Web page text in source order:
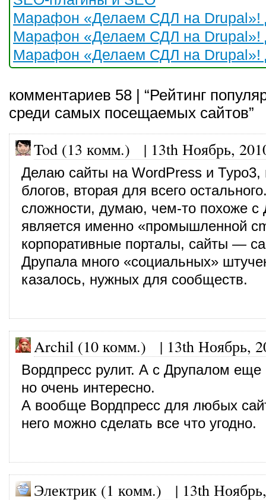
Марафон «Делаем СДЛ на Drupal»!
Марафон «Делаем СДЛ на Drupal»!
Марафон «Делаем СДЛ на Drupal»!
комментариев 58 | “Рейтинг
среди самых посещаемых сайтов”
Tod (13 комм.) | 13th Ноябрь,
Делаю сайты на WordPress и Typo3,
блогов, вторая для всего
сложности, думаю, чем-то похоже с
является именно «промышленной
корпоративные порталы, сайты —
Друпала много «социальных»
казалось, нужных для сообществ.
Archil (10 комм.) | 13th Ноябрь,
Вордпресс рулит. А с Друпалом еще
но очень интересно.
А вообще Вордпресс для любых
него можно сделать все что угодно.
Электрик (1 комм.) | 13th